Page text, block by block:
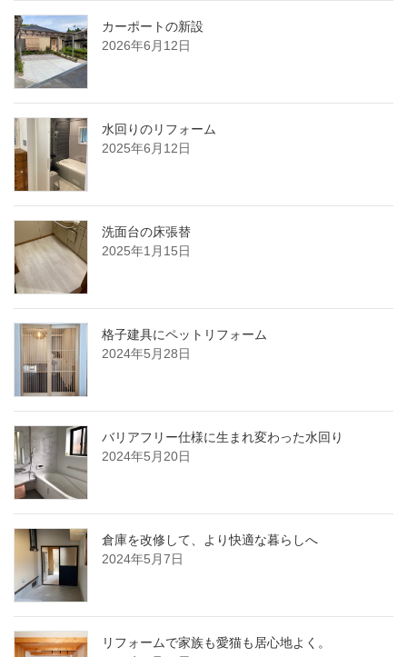
カーポートの新設
2026年6月12日
水回りのリフォーム
2025年6月12日
洗面台の床張替
2025年1月15日
格子建具にペットリフォーム
2024年5月28日
バリアフリー仕様に生まれ変わった水回り
2024年5月20日
倉庫を改修して、より快適な暮らしへ
2024年5月7日
リフォームで家族も愛猫も居心地よく。